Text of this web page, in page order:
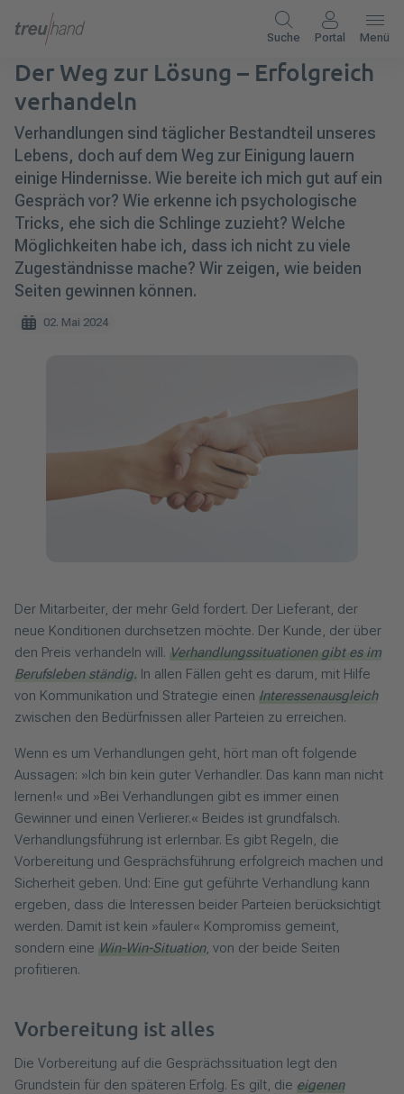
Suche Portal Menü
Der Weg zur Lösung – Erfolgreich
verhandeln
Verhandlungen sind täglicher Bestandteil unseres
Lebens, doch auf dem Weg zur Einigung lauern
einige Hindernisse. Wie bereite ich mich gut auf ein
Gespräch vor? Wie erkenne ich psychologische
Tricks, ehe sich die Schlinge zuzieht? Welche
Möglichkeiten habe ich, dass ich nicht zu viele
Zugeständnisse mache? Wir zeigen, wie beiden
Seiten gewinnen können.
02. Mai 2024
Der Mitarbeiter, der mehr Geld fordert. Der Lieferant, der
neue Konditionen durchsetzen möchte. Der Kunde, der über
den Preis verhandeln will. Verhandlungssituationen gibt es im
Berufsleben ständig. In allen Fällen geht es darum, mit Hilfe
von Kommunikation und Strategie einen Interessenausgleich
zwischen den Bedürfnissen aller Parteien zu erreichen.
Wenn es um Verhandlungen geht, hört man oft folgende
Aussagen: »Ich bin kein guter Verhandler. Das kann man nicht
lernen!« und »Bei Verhandlungen gibt es immer einen
Gewinner und einen Verlierer.« Beides ist grundfalsch.
Verhandlungsführung ist erlernbar. Es gibt Regeln, die
Vorbereitung und Gesprächsführung erfolgreich machen und
Sicherheit geben. Und: Eine gut geführte Verhandlung kann
ergeben, dass die Interessen beider Parteien berücksichtigt
werden. Damit ist kein »fauler« Kompromiss gemeint,
sondern eine Win-Win-Situation, von der beide Seiten
profitieren.
Vorbereitung ist alles
Die Vorbereitung auf die Gesprächssituation legt den
Grundstein für den späteren Erfolg. Es gilt, die eigenen